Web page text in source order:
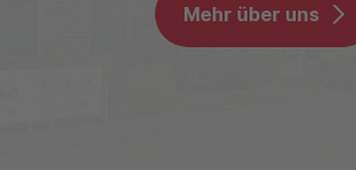
Mehr über uns